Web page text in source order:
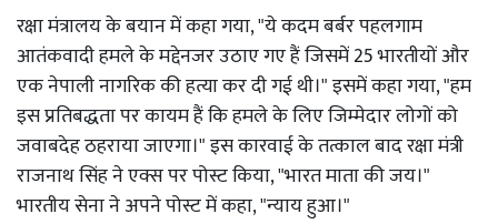
रक्षा मंत्रालय के बयान में कहा गया, "ये कदम बर्बर पहलगाम
आतंकवादी हमले के मद्देनजर उठाए गए हैं जिसमें 25 भारतीयों और
एक नेपाली नागरिक की हत्या कर दी गई थी।" इसमें कहा गया, "हम
इस प्रतिबद्धता पर कायम हैं कि हमले के लिए जिम्मेदार लोगों को
जवाबदेह ठहराया जाएगा।" इस कारवाई के तत्काल बाद रक्षा मंत्री
राजनाथ सिंह ने एक्स पर पोस्ट किया, "भारत माता की जय।"
भारतीय सेना ने अपने पोस्ट में कहा, "न्याय हुआ।"